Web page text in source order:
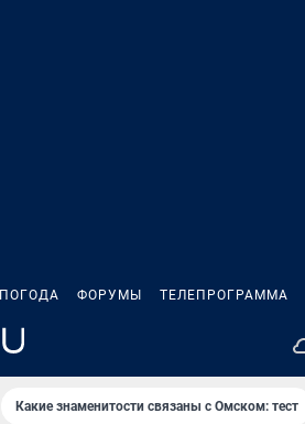
ПОГОДА ФОРУМЫ ТЕЛЕПРОГРАММА
Какие знаменитости связаны с Омском: тест